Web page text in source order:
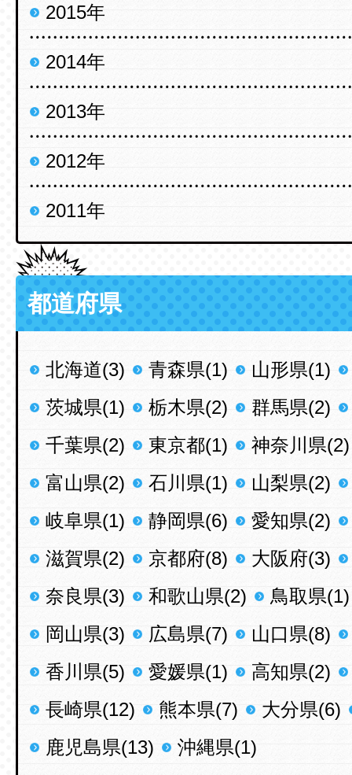
2015年
2014年
2013年
2012年
2011年
都道府県
北海道(3) 青森県(1)
山形県(1)
茨城県(1)
栃木県(2)
群馬県(2)
千葉県(2)
東京都(1)
神奈川県(2)
富山県(2)
石川県(1)
山梨県(2)
岐阜県(1)
静岡県(6)
愛知県(2)
滋賀県(2)
京都府(8)
大阪府(3)
奈良県(3)
和歌山県(2)
鳥取県(1)
岡山県(3)
広島県(7)
山口県(8)
香川県(5)
愛媛県(1)
高知県(2)
長崎県(12)
熊本県(7)
大分県(6)
鹿児島県(13)
沖縄県(1)